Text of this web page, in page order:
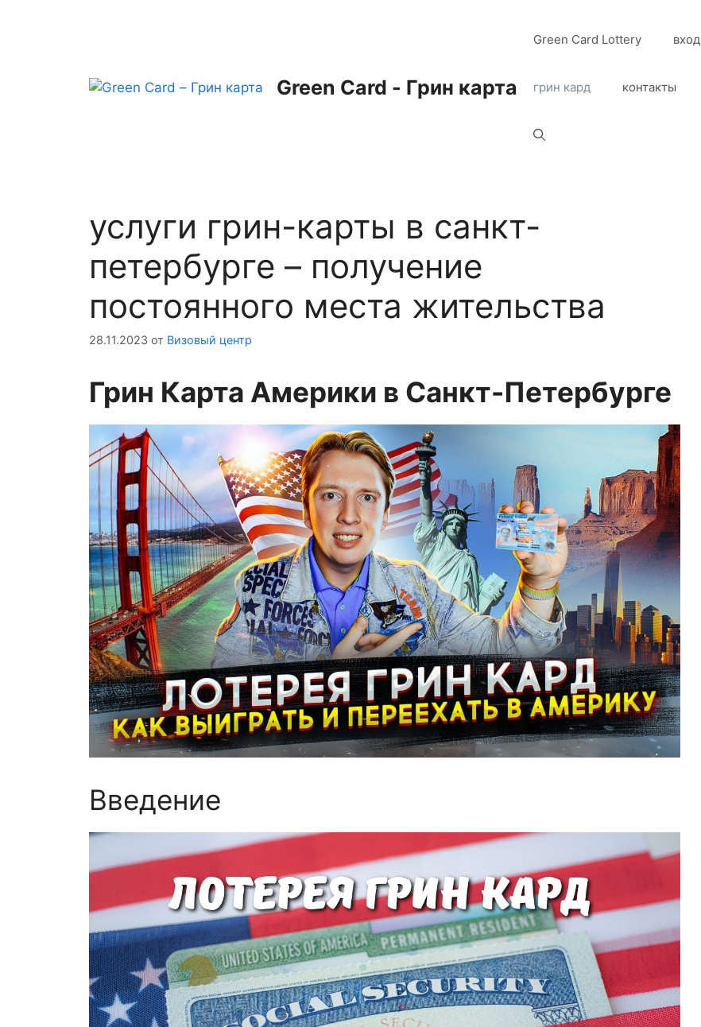
Green Card - Грин карта
Green Card Lottery вход
грин кард контакты
услуги грин-карты в санкт-
петербурге – получение
постоянного места жительства
28.11.2023 от Визовый центр
Грин Карта Америки в Санкт-Петербурге
Введение